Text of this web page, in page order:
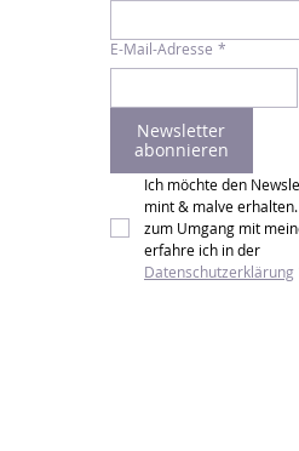
E-Mail-Adresse *
Newsletter
abonnieren
Ich möchte den
mint & malve
zum Umgang mit
Datenschutzerklärung